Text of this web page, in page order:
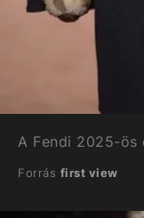
A Fendi 2025-
Forrás first view